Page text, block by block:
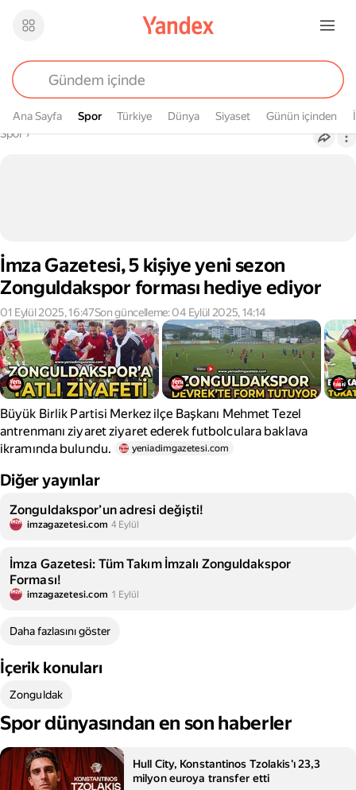
Ana Sayfa Spor
Spor Türkiye Dünya Siyaset Günün içinden
Buradasın
Spor›
İmza Gazetesi, 5 kişiye yeni sezon
Zonguldakspor forması hediye ediyor
01 Eylül 2025, 16:47Son güncelleme: 04 Eylül 2025, 14:14
Büyük Birlik Partisi Merkez ilçe Başkanı Mehmet Tezel
antrenmanı ziyaret ziyaret ederek futbolculara baklava
ikramında bulundu.
yeniadimgazetesi.com
Diğer yayınlar
Zonguldakspor’un adresi değişti!
imzagazetesi.com 4 Eylül
İmza Gazetesi: Tüm Takım İmzalı Zonguldakspor
Forması!
imzagazetesi.com 1 Eylül
Daha fazlasını göster
İçerik konuları
Zonguldak
Spor dünyasından en son haberler
Hull City, Konstantinos Tzolakis'ı 23,3
milyon euroya transfer etti